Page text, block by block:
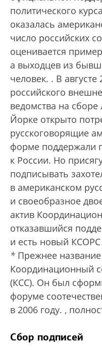
политического
оказалась
число российских
оценивается
а выходцев из
человек. . В
российского
ведомства на
Йорке открыто
русскоговорящие
форме поддержали
к России. Но
подписывать
в американском
и своеобразное
актив
отказавшийся
и есть новый
* Прежнее
Координационный
(КСС). Он был
форуме
в 2006 году. ,
Сбор подписей